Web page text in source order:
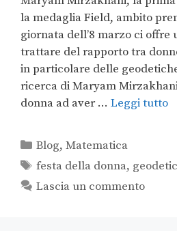
la medaglia Field, ambito
giornata dell’8 marzo ci offre
trattare del rapporto tra
in particolare delle
ricerca di Maryam
donna ad aver … Leggi tutto
Blog,Matematica
festa della donna,
Lascia un commento